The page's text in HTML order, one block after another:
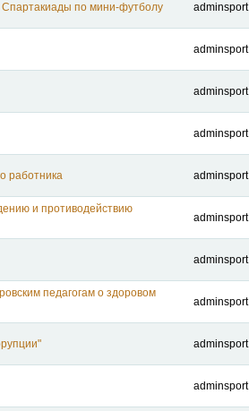
по мини-футболу adminsport
adminsport
adminsport
adminsport
работника adminsport
и противодействию
adminsport
adminsport
педагогам о здоровом
adminsport
adminsport
adminsport